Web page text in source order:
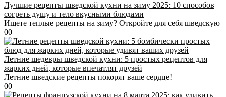
Лучшие рецепты шведской кухни на зиму 2025: 10 способов
согреть душу и тело вкусными блюдами
Ищете теплые рецепты на зиму? Откройте для себя шведскую
00
Летние шедевры шведской кухни: 5 простых рецептов для
жарких дней, которые впечатлят друзей
Летние шведские рецепты покорят ваше сердце!
00